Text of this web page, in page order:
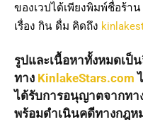
ของเวปได้เพียงพิมพ์ชื่อร้า
เรื่อง กิน ดื่ม คิดถึง
รูปและเนื้อหาทั้งหมดเป็
ทาง KinlakeStars.com
ได้รับการอนุญาตจากทา
พร้อมดำเนินคดีทางกฎห